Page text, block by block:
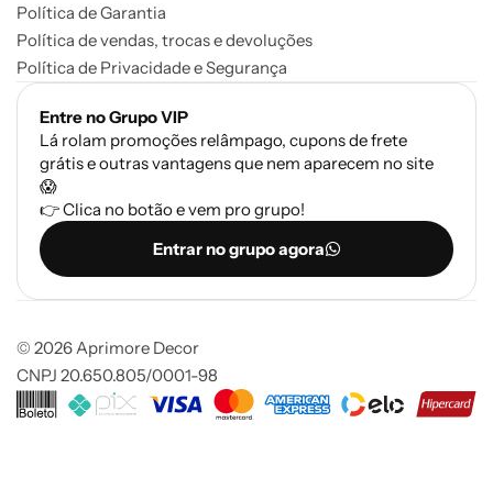
Política de Garantia
Política de vendas, trocas e devoluções
Política de Privacidade e Segurança
Entre no Grupo VIP
Lá rolam promoções relâmpago, cupons de frete
grátis e outras vantagens que nem aparecem no site
😱
👉 Clica no botão e vem pro grupo!
Entrar no grupo agora
© 2026 Aprimore Decor
CNPJ 20.650.805/0001-98